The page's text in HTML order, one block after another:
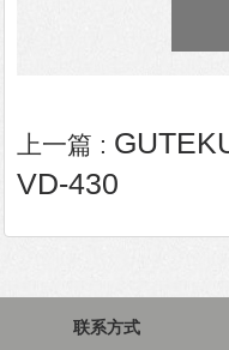
上一篇 :
VD-430
联系方式